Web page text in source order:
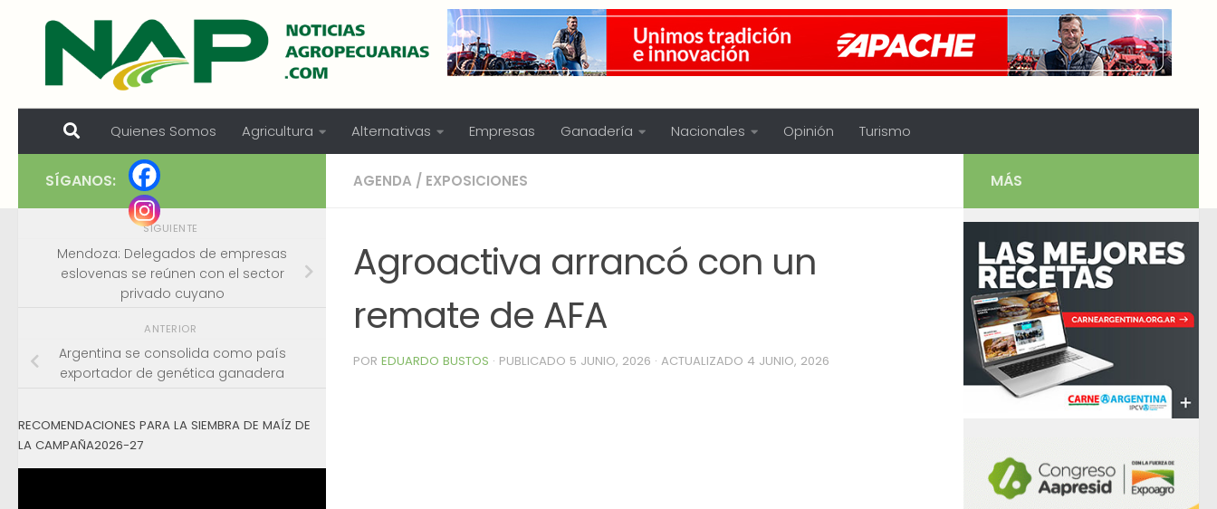
Skip to content
Quienes Somos Agricultura Alternativas Empresas Ganadería Nacionales Opinión Turismo
AGENDA / EXPOSICIONES
Agroactiva arrancó con un
remate de AFA
POR EDUARDO BUSTOS · PUBLICADO 5 JUNIO, 2026 · ACTUALIZADO 4 JUNIO, 2026
SÍGANOS:
SIGUIENTE
Mendoza: Delegados de empresas
eslovenas se reúnen con el sector
privado cuyano
ANTERIOR
Argentina se consolida como país
exportador de genética ganadera
RECOMENDACIONES PARA LA SIEMBRA DE MAÍZ DE
LA CAMPAÑA2026-27
MÁS